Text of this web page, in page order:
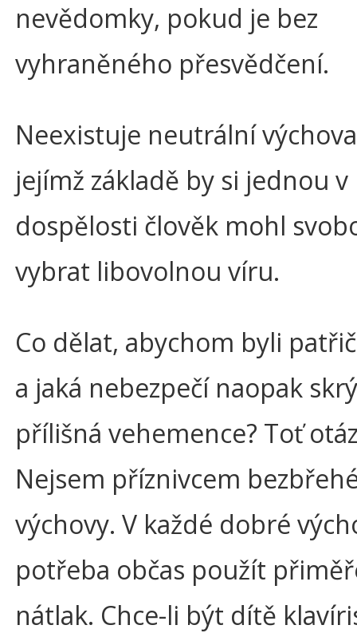
nevědomky, pokud je bez
vyhraněného přesvědčení.
Neexistuje neutrální
jejímž základě by si jednou v
dospělosti člověk mohl
vybrat libovolnou víru.
Co dělat, abychom byli
a jaká nebezpečí naopak
přílišná vehemence? Toť
Nejsem příznivcem
výchovy. V každé dobré
potřeba občas použít
nátlak. Chce-li být dítě